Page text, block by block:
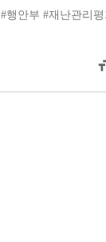
#행안부 #재난관리